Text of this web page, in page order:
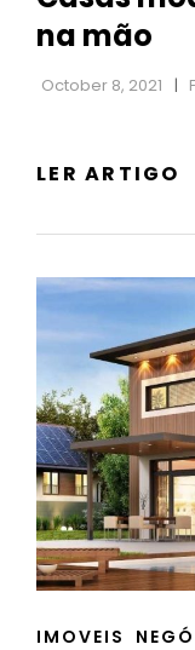
na mão
October 8, 2021
LER ARTIGO
CAT
IMOVEIS